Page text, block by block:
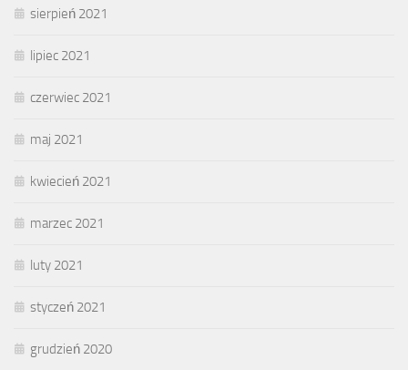
sierpień 2021
lipiec 2021
czerwiec 2021
maj 2021
kwiecień 2021
marzec 2021
luty 2021
styczeń 2021
grudzień 2020